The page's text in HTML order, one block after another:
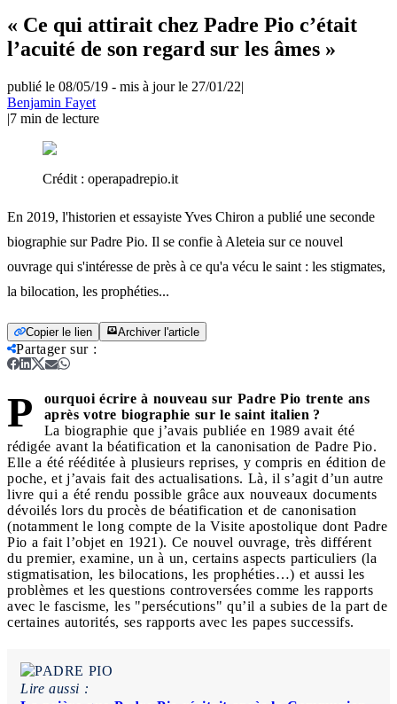
« Ce qui attirait chez Padre Pio c’était
l’acuité de son regard sur les âmes »
publié le 08/05/19 - mis à jour le 27/01/22|
Benjamin Fayet
|7 min de lecture
Crédit : operapadrepio.it
En 2019, l'historien et essayiste Yves Chiron a publié une seconde
biographie sur Padre Pio. Il se confie à Aleteia sur ce nouvel
ouvrage qui s'intéresse de près à ce qu'a vécu le saint : les stigmates,
la bilocation, les prophéties...
Copier le lien Archiver l'article
Partager sur:
P
ourquoi écrire à nouveau sur Padre Pio trente ans
après votre biographie sur le saint italien ?
La biographie que j’avais publiée en 1989 avait été
rédigée avant la béatification et la canonisation de Padre Pio.
Elle a été rééditée à plusieurs reprises, y compris en édition de
poche, et j’avais fait des actualisations. Là, il s’agit d’un autre
livre qui a été rendu possible grâce aux nouveaux documents
dévoilés lors du procès de béatification et de canonisation
(notamment le long compte de la Visite apostolique dont Padre
Pio a fait l’objet en 1921). Ce nouvel ouvrage, très différent
du premier, examine, un à un, certains aspects particuliers (la
stigmatisation, les bilocations, les prophéties…) et aussi les
problèmes et les questions controversées comme les rapports
avec le fascisme, les "persécutions" qu’il a subies de la part de
certaines autorités, ses rapports avec les papes successifs.
Lire aussi :